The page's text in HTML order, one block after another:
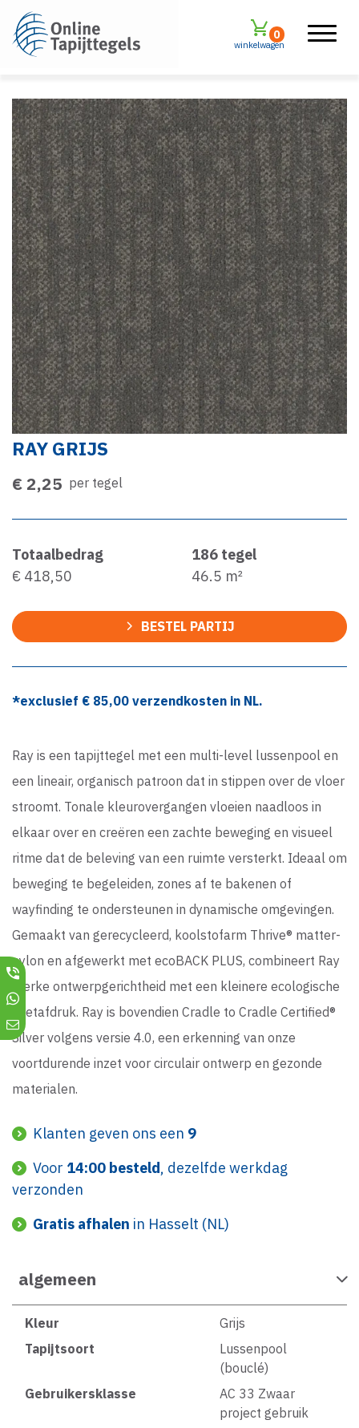
winkelwagen
0
RAY GRIJS
€ 2,25 per tegel
Totaalbedrag
€ 418,50
186 tegel
46.5 m²
BESTEL PARTIJ
*exclusief € 85,00 verzendkosten in NL.
Ray is een tapijttegel met een multi-level lussenpool en
een lineair, organisch patroon dat in stippen over de vloer
stroomt. Tonale kleurovergangen vloeien naadloos in
elkaar over en creëren een zachte beweging en visueel
ritme dat de beleving van een ruimte versterkt. Ideaal om
beweging te begeleiden, zones af te bakenen of
wayfinding te ondersteunen in dynamische omgevingen.
Gemaakt van gerecycleerd, koolstofarm Thrive® matter-
nylon en afgewerkt met ecoBACK PLUS, combineert Ray
sterke ontwerpgerichtheid met een kleinere ecologische
voetafdruk. Ray is bovendien Cradle to Cradle Certified®
Silver volgens versie 4.0, een erkenning van onze
voortdurende inzet voor circulair ontwerp en gezonde
materialen.
Klanten geven ons een 9
Voor 14:00 besteld, dezelfde werkdag
verzonden
Gratis afhalen in Hasselt (NL)
algemeen
Kleur
Grijs
Tapijtsoort
Lussenpool
(bouclé)
Gebruikersklasse
AC 33 Zwaar
project gebruik